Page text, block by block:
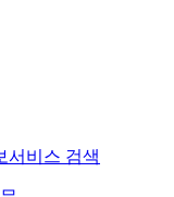
서비스 검색